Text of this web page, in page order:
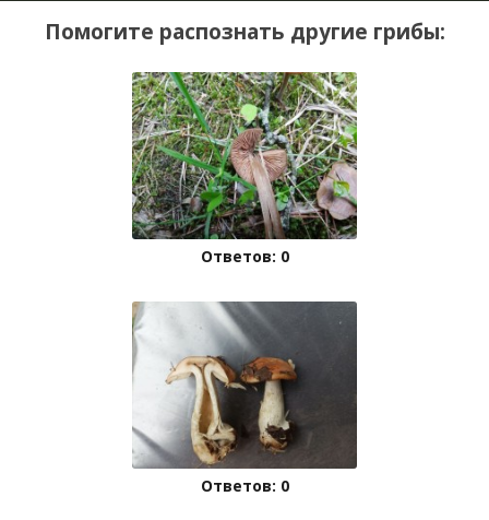
Помогите распознать другие грибы:
Ответов: 0
Ответов: 0